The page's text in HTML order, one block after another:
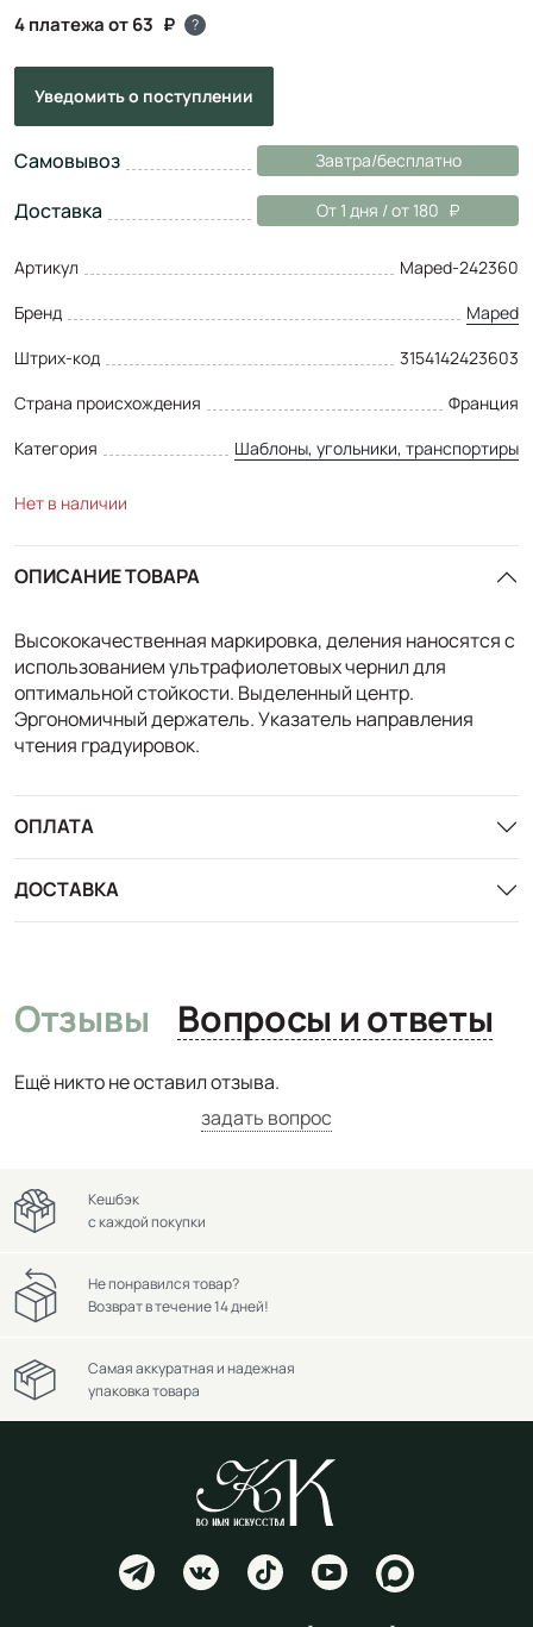
4 платежа от 63 ?
Уведомитьо поступлении
Самовывоз Завтра/бесплатно
Доставка От 1 дня / от 180
Артикул
Maped-242360
Бренд
Maped
Штрих-код
3154142423603
Страна происхождения
Франция
Категория
Шаблоны, угольники, транспортиры
Нет в наличии
ОПИСАНИЕ ТОВАРА
Высококачественная маркировка, деления наносятся с
использованием ультрафиолетовых чернил для
оптимальной стойкости. Выделенный центр.
Эргономичный держатель. Указатель направления
чтения градуировок.
ОПЛАТА
ДОСТАВКА
Отзывы Вопросы и ответы
Ещё никто не оставил отзыва.
задать вопрос
Кешбэк
с каждой покупки
Не понравился товар?
Возврат в течение 14 дней!
Самая аккуратная и надежная
упаковка товара